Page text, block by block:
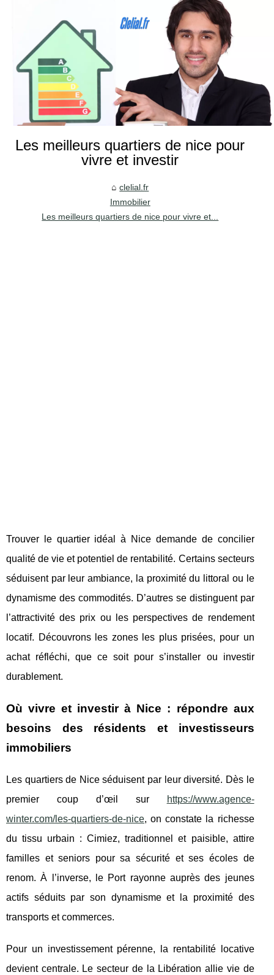
Les meilleurs quartiers de nice pour
vivre et investir
clelial.fr
Immobilier
Les meilleurs quartiers de nice pour vivre et...
Trouver le quartier idéal à Nice demande de concilier
qualité de vie et potentiel de rentabilité. Certains secteurs
séduisent par leur ambiance, la proximité du littoral ou le
dynamisme des commodités. D’autres se distinguent par
l’attractivité des prix ou les perspectives de rendement
locatif. Découvrons les zones les plus prisées, pour un
achat réfléchi, que ce soit pour s’installer ou investir
durablement.
Où vivre et investir à Nice : répondre aux
besoins des résidents et investisseurs
immobiliers
Les quartiers de Nice séduisent par leur diversité. Dès le
premier coup d’œil sur
https://www.agence-
winter.com/les-quartiers-de-nice, on constate la richesse
du tissu urbain : Cimiez,traditionnel et paisible, attire
familles et seniors pour sa sécurité et ses écoles de
renom. À l’inverse, le Port rayonne auprès des jeunes
actifs séduits par son dynamisme et la proximité des
transports et commerces.
Pour un investissement pérenne, la rentabilité locative
devient centrale. Le secteur de la Libération allie vie de